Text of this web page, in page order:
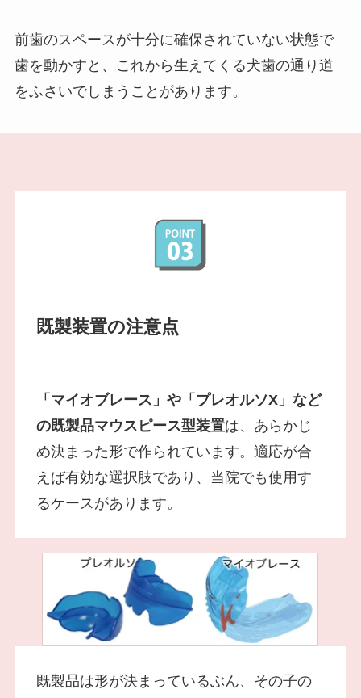
前歯のスペースが十分に確保されていない状態で
歯を動かすと、これから生えてくる犬歯の通り道
をふさいでしまうことがあります。
既製装置の注意点
「マイオブレース」や「プレオルソX」など
の既製品マウスピース型装置は、あらかじ
め決まった形で作られています。適応が合
えば有効な選択肢であり、当院でも使用す
るケースがあります。
既製品は形が決まっているぶん、その子の